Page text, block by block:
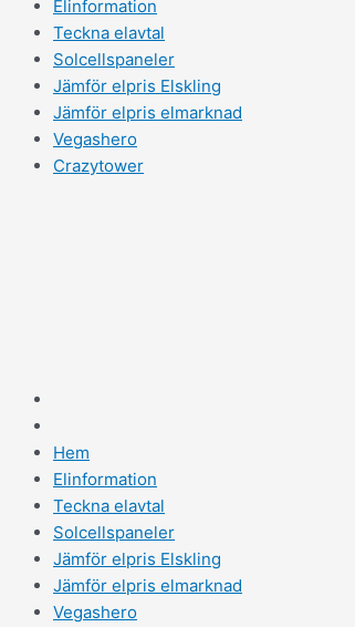
Elinformation
Teckna elavtal
Solcellspaneler
Jämför elpris Elskling
Jämför elpris elmarknad
Vegashero
Crazytower
Hem
Elinformation
Teckna elavtal
Solcellspaneler
Jämför elpris Elskling
Jämför elpris elmarknad
Vegashero